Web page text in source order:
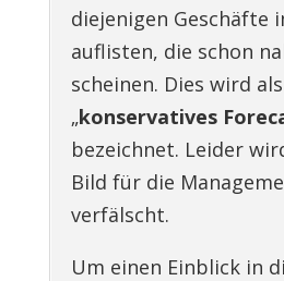
diejenigen Geschäfte
auflisten, die schon
scheinen. Dies wird als
„konservatives
bezeichnet. Leider
Bild für die
verfälscht.
Um einen Einblick in